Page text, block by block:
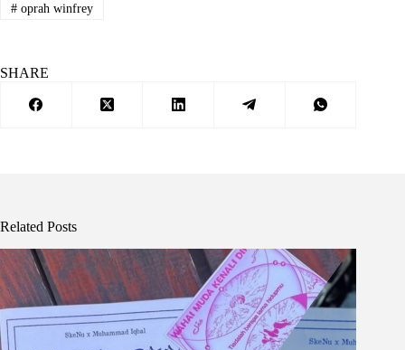
#oprah winfrey
SHARE
Related Posts